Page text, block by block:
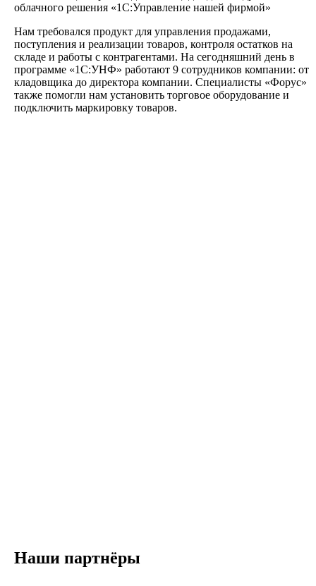
облачного решения «1С:Управление нашей фирмой»
Нам требовался продукт для управления продажами,
поступления и реализации товаров, контроля остатков на
складе и работы с контрагентами. На сегодняшний день в
программе «1С:УНФ» работают 9 сотрудников компании: от
кладовщика до директора компании. Специалисты «Форус»
также помогли нам установить торговое оборудование и
подключить маркировку товаров.
Наши партнёры